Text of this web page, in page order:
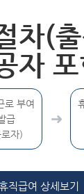
차(
자
로 부여
급
자)
직급여 상세보기